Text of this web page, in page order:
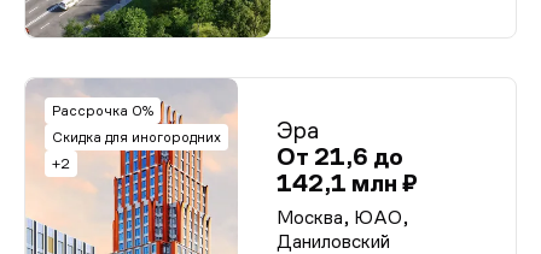
Рассрочка 0%
Скидка для иногородних
+2
Эра
От 21,6 до
142,1 млн ₽
Москва, ЮАО,
Даниловский